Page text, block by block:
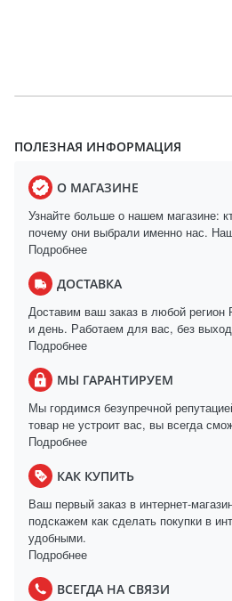
ПОЛЕЗНАЯ ИНФОРМАЦИЯ
О МАГАЗИНЕ
Узнайте больше о нашем магазине:
почему они выбрали именно нас.
Подробнее
ДОСТАВКА
Доставим ваш заказ в любой регион
и день. Работаем для вас, без
Подробнее
МЫ ГАРАНТИРУЕМ
Мы гордимся безупречной
товар не устроит вас, вы всегда
Подробнее
КАК КУПИТЬ
Ваш первый заказ в интернет-
подскажем как сделать покупки в
удобными.
Подробнее
ВСЕГДА НА СВЯЗИ